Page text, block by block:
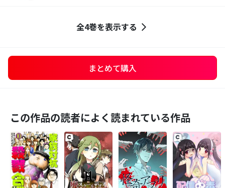
全4巻を表示する
まとめて購入
この作品の読者によく読まれている作品